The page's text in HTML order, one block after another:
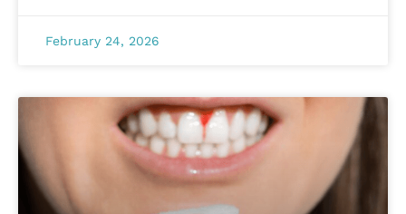
February 24, 2026